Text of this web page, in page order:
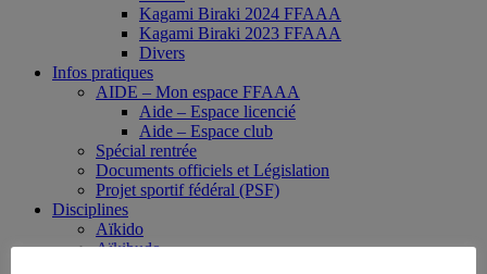
Kagami Biraki 2024 FFAAA
Kagami Biraki 2023 FFAAA
Divers
Infos pratiques
AIDE – Mon espace FFAAA
Aide – Espace licencié
Aide – Espace club
Spécial rentrée
Documents officiels et Législation
Projet sportif fédéral (PSF)
Disciplines
Aïkido
Aïkibudo